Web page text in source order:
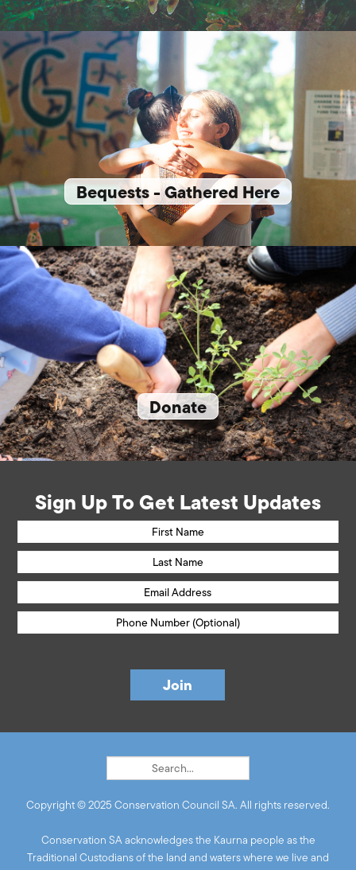
Bequests - Gathered Here
Donate
Sign Up To Get Latest Updates
Copyright © 2025 Conservation Council SA. All rights reserved.
Conservation SA acknowledges the Kaurna people as the
Traditional Custodians of the land and waters where we live and